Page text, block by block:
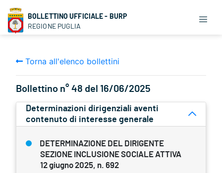
BOLLETTINO UFFICIALE - BURP
REGIONE PUGLIA
Torna all'elenco bollettini
Bollettino n° 48 del 16/06/2025
Determinazioni dirigenziali aventi
contenuto di interesse generale
DETERMINAZIONE DEL DIRIGENTE
SEZIONE INCLUSIONE SOCIALE ATTIVA
12 giugno 2025, n. 692